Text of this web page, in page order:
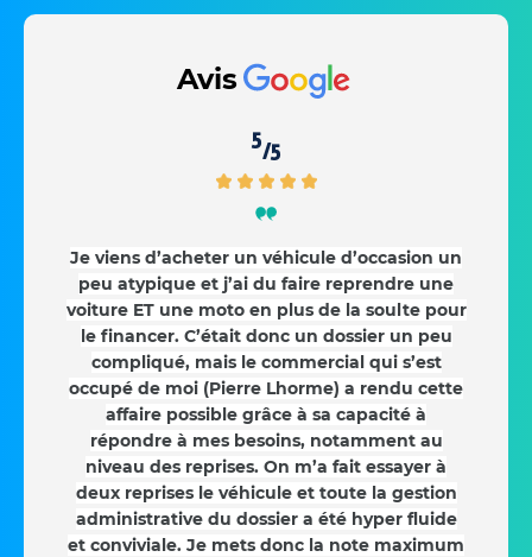
Avis
5/5
Je viens d’acheter un véhicule d’occasion un
peu atypique et j’ai du faire reprendre une
voiture ET une moto en plus de la soulte pour
le financer. C’était donc un dossier un peu
compliqué, mais le commercial qui s’est
occupé de moi (Pierre Lhorme) a rendu cette
affaire possible grâce à sa capacité à
répondre à mes besoins, notamment au
niveau des reprises. On m’a fait essayer à
deux reprises le véhicule et toute la gestion
administrative du dossier a été hyper fluide
et conviviale. Je mets donc la note maximum